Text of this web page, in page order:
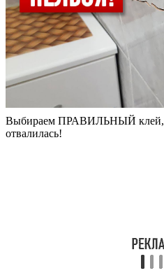
Выбираем ПРАВИЛЬНЫЙ клей,
отвалилась!